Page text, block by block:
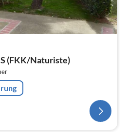
(FKK/Naturiste)